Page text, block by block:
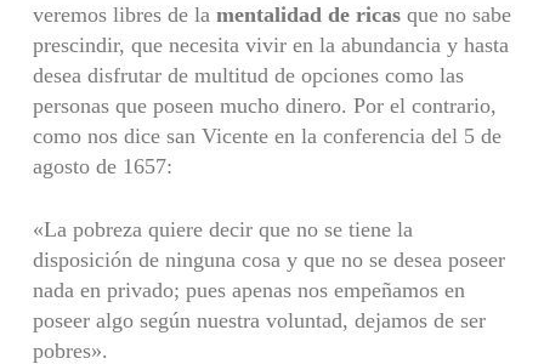
veremos libres de la mentalidad de ricas que no sabe
prescindir, que necesita vivir en la abundancia y hasta
desea disfrutar de multitud de opciones como las
personas que poseen mucho dinero. Por el contrario,
como nos dice san Vicente en la conferencia del 5 de
agosto de 1657:
«La pobreza quiere decir que no se tiene la
disposición de ninguna cosa y que no se desea poseer
nada en privado; pues apenas nos empeñamos en
poseer algo según nuestra voluntad, dejamos de ser
pobres».